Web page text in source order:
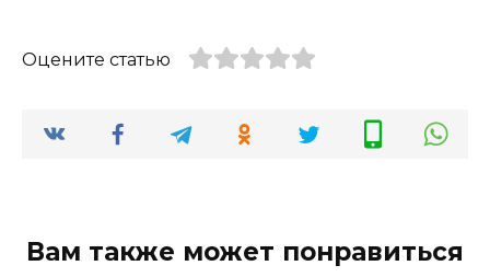
Оцените статью
Вам также может понравиться